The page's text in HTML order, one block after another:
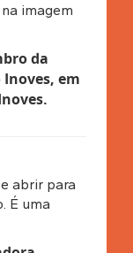
imagem
da
em
.
abrir para
É uma